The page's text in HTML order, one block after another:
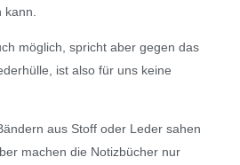
möglich, spricht aber gegen das
ist also für uns keine
aus Stoff oder Leder sahen
machen die Notizbücher nur